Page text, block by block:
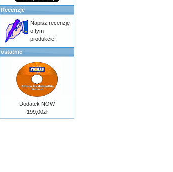
Recenzje
Napisz recenzję
o tym
produkcie!
ostatnio
Dodatek NOW
199,00zł